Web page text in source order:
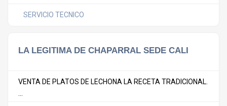
SERVICIO TECNICO
LA LEGITIMA DE CHAPARRAL SEDE CALI
VENTA DE PLATOS DE LECHONA LA RECETA TRADICIONAL.